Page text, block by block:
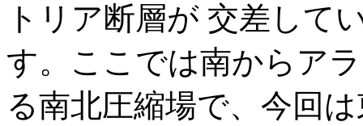
トリア断層が 交差して
す。ここでは南からア
る南北圧縮場で、今回